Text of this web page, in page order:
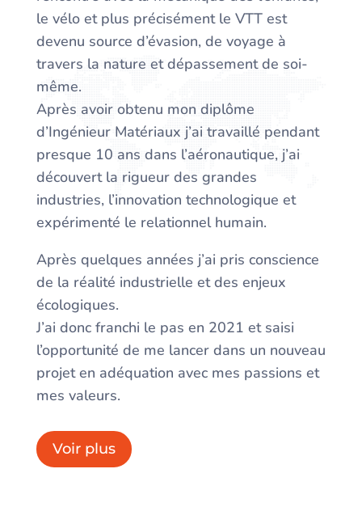
le vélo et plus précisément le VTT est
devenu source d’évasion, de voyage à
travers la nature et dépassement de soi-
même.
Après avoir obtenu mon diplôme
d’Ingénieur Matériaux j’ai travaillé pendant
presque 10 ans dans l’aéronautique, j’ai
découvert la rigueur des grandes
industries, l’innovation technologique et
expérimenté le relationnel humain.
Après quelques années j’ai pris conscience
de la réalité industrielle et des enjeux
écologiques.
J’ai donc franchi le pas en 2021 et saisi
l’opportunité de me lancer dans un nouveau
projet en adéquation avec mes passions et
mes valeurs.
Voir plus